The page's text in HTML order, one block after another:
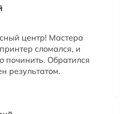
центр! Мастера
сломался, и
починить. Обратился
результатом.